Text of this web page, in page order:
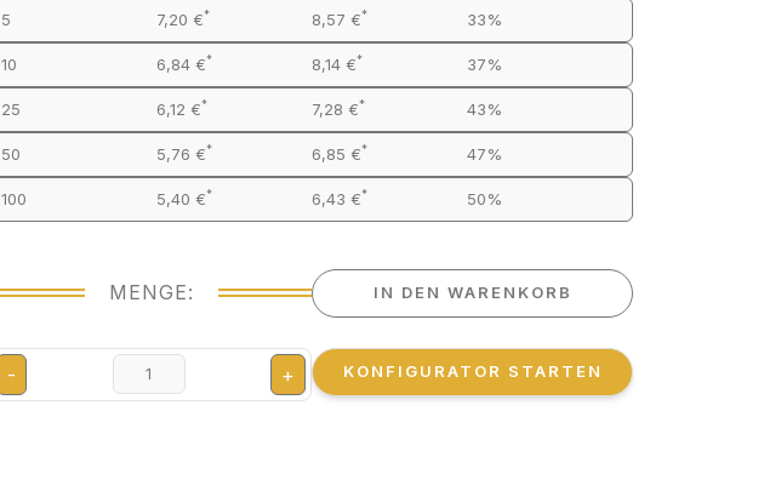
5 7,20 €* 8,57 €* 33%
10 6,84 €* 8,14 €* 37%
25 6,12 €* 7,28 €* 43%
50 5,76 €* 6,85 €* 47%
100 5,40 €* 6,43 €* 50%
MENGE:
- +
IN DEN WARENKORB
KONFIGURATOR STARTEN